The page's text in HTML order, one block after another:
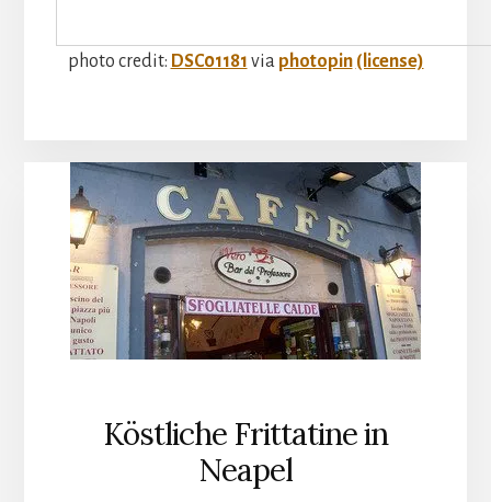
photo credit: DSC01181 via photopin (license)
Köstliche Frittatine in
Neapel